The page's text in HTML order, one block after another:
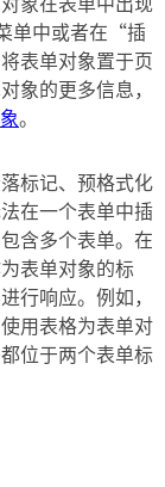
单中或者在“插
表单对象置于页
象的更多信息，
。
标记、预格式化
在一个表单中插
含多个表单。在
表单对象的标
行响应。例如，
用表格为表单对
位于两个表单标